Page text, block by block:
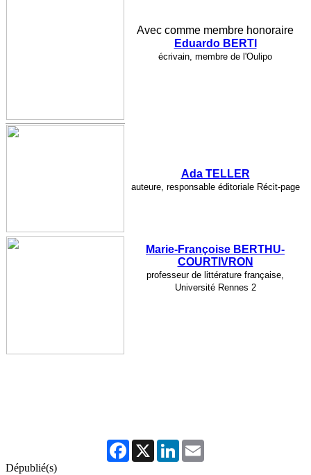
Avec comme membre honoraire
Eduardo BERTI
écrivain, membre de l'Oulipo
Ada TELLER
auteure, responsable éditoriale Récit-page
Marie-Françoise BERTHU-
COURTIVRON
professeur de littérature française,
Université Rennes 2
Facebook
X LinkedIn
Dépublié(s)